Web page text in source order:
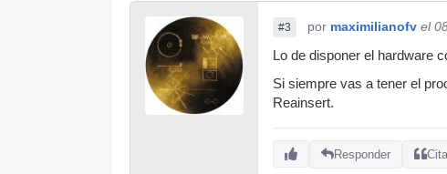
#3 por maximilianofv el
Lo de disponer el hardware
Si siempre vas a tener el
Reainsert.
Responder